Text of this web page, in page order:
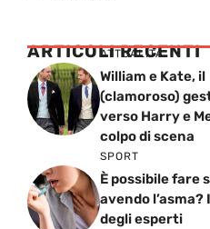
ARTICOLI RECENTI
ATTUALITÁ
William e Kate, il
(clamoroso)
verso Harry e
colpo di scena
SPORT
È possibile fare
avendo l’asma?
degli esperti